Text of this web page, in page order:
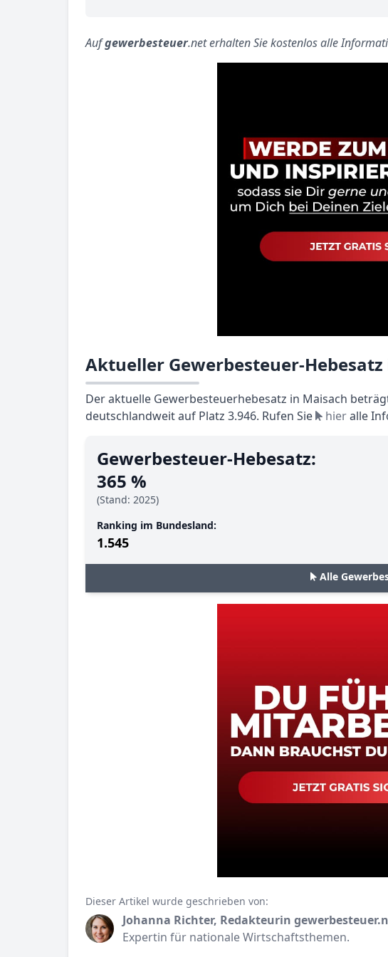
Aufgewerbesteuer.net erhalten Sie kostenlos alle
Aktueller Gewerbesteuer-Hebesatz
Der aktuelle Gewerbesteuerhebesatz in Maisach
deutschlandweit auf Platz 3.946. Rufen Sie
hieralle
Gewerbesteuer-Hebesatz:
365 %
(Stand: 2025)
Ranking im Bundesland:
1.545
Alle
Dieser Artikel wurde geschrieben von:
Johanna Richter, Redakteurin
Expertin für nationale Wirtschaftsthemen.